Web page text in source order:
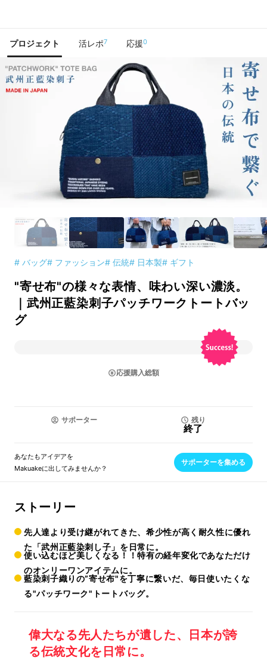
プロジェクト 活レポ7 応援0
# バッグ# ファッション# 伝統# 日本製# ギフト
"寄せ布"の様々な表情、味わい深い濃淡。
｜武州正藍染刺子パッチワークトートバッ
グ
応援購入総額
サポーター 残り
終了
あなたもアイデアを
Makuakeに出してみませんか？
サポーターを集める
ストーリー
先人達より受け継がれてきた、希少性が高く耐久性に優れ
た「武州正藍染刺し子」を日常に。
使い込むほど美しくなる！！特有の経年変化であなただけ
のオンリーワンアイテムに。
藍染刺子織りの”寄せ布"を丁寧に繋いだ、毎日使いたくな
る"パッチワーク"トートバッグ。
偉大なる先人たちが遺した、日本が誇
る伝統文化を日常に。